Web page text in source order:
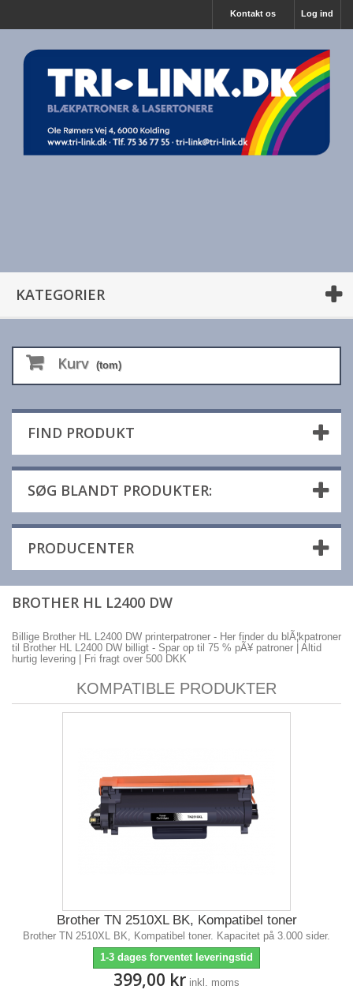
Log ind
Kontakt os
KATEGORIER
Kurv (tom)
FIND PRODUKT
SØG BLANDT PRODUKTER:
PRODUCENTER
BROTHER HL L2400 DW
Billige Brother HL L2400 DW printerpatroner - Her finder du blÃ¦kpatroner
til Brother HL L2400 DW billigt - Spar op til 75 % pÃ¥ patroner | Altid
hurtig levering | Fri fragt over 500 DKK
KOMPATIBLE PRODUKTER
Brother TN 2510XL BK, Kompatibel toner
Brother TN 2510XL BK, Kompatibel toner. Kapacitet på 3.000 sider.
1-3 dages forventet leveringstid
399,00 kr inkl. moms